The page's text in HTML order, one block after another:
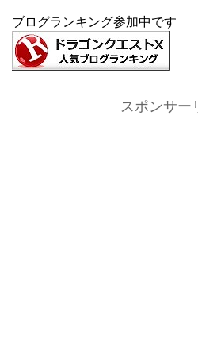
ブログランキング参加中です
スポンサー